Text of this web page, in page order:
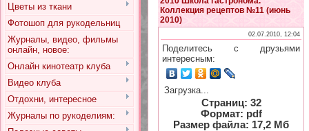
Цветы из ткани
Фотошоп для рукодельниц
Журналы, видео, фильмы
онлайн, новое:
Онлайн кинотеатр клуба
Видео клуба
Отдохни, интересное
Журналы по рукоделиям:
Коллекция рецептов №11 (июнь
2010)
02.07.2010, 12:04
Поделитесь с друзьями
интересным:
Загрузка...
Страниц: 32
Формат: pdf
Размер файла: 17,2 Мб